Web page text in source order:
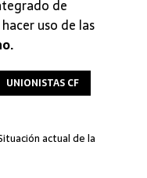
de
uso de las
UNIONISTAS CF
actual de la